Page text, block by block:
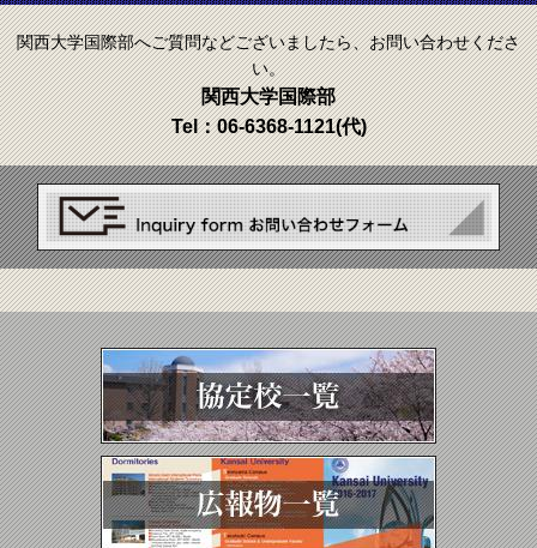
関西大学国際部へご質問などございましたら、お問い合わせくださ
い。
関西大学国際部
Tel：06-6368-1121(代)